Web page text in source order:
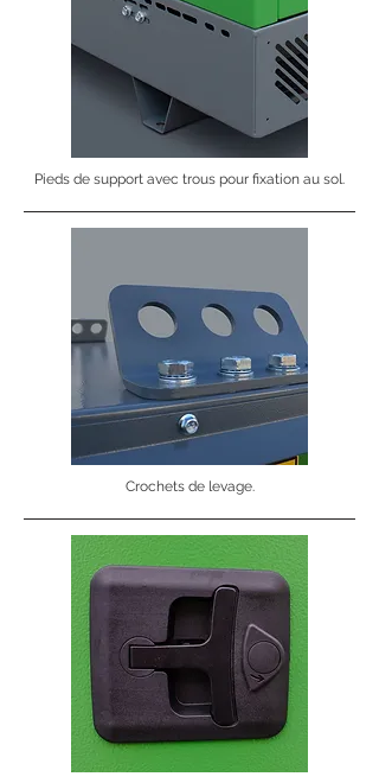
Pieds de support avec trous pour fixation au sol.
Crochets de levage.